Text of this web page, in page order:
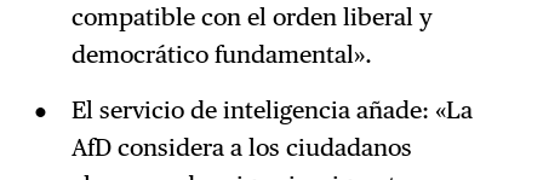
compatible con el orden liberal y
democrático fundamental».
El servicio de inteligencia añade: «La
AfD considera a los ciudadanos